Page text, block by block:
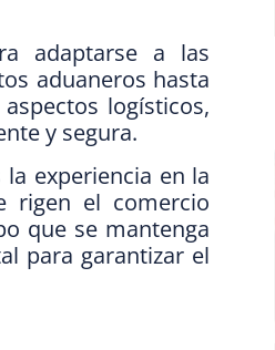
adaptarse a las
aduaneros hasta
logísticos,
y segura.
experiencia en la
rigen el comercio
que se mantenga
para garantizar el